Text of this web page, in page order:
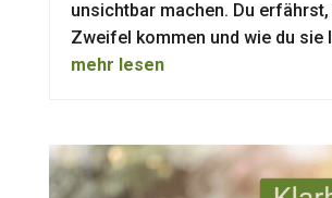
unsichtbar machen. Du
Zweifel kommen und wie du sie
mehr lesen